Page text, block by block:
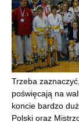
Trzeba
poświęcają na
koncie bardzo
Polski oraz